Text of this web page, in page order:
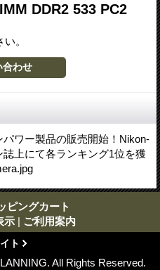
DDR2 533 PC2
い。
ワー製品の販売開始！Nikon-
上にて各ランキング1位を獲
ピングカート
示 | ご利用案内
ト
All Rights Reserved.